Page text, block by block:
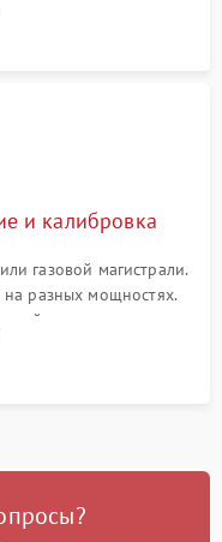
уплотнительной
и калибровка
газовой магистрали.
на разных мощностях.
таймера, индикаторов
от перегрева.